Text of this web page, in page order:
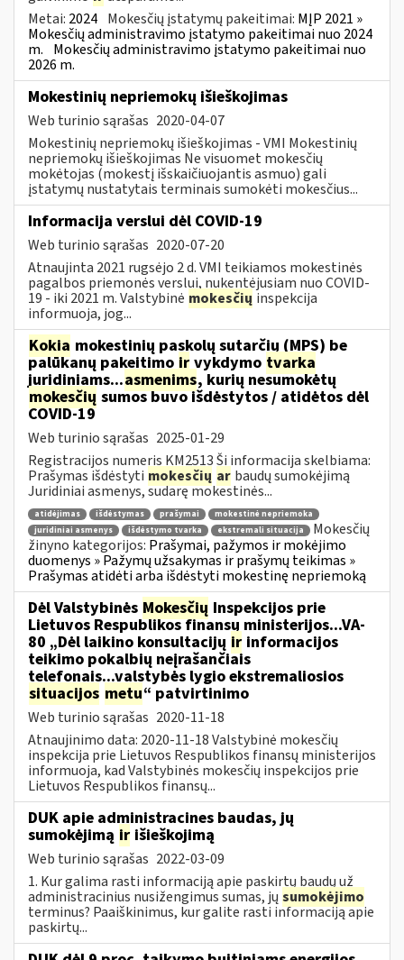
Metai: 2024 Mokesčių įstatymų pakeitimai: MĮP 2021 »
Mokesčių administravimo įstatymo pakeitimai nuo 2024
m. Mokesčių administravimo įstatymo pakeitimai nuo
2026 m.
Mokestinių nepriemokų išieškojimas
Web turinio sąrašas 2020-04-07
Mokestinių nepriemokų išieškojimas - VMI Mokestinių
nepriemokų išieškojimas Ne visuomet mokesčių
mokėtojas (mokestį išskaičiuojantis asmuo) gali
įstatymų nustatytais terminais sumokėti mokesčius...
Informacija verslui dėl COVID-19
Web turinio sąrašas 2020-07-20
Atnaujinta 2021 rugsėjo 2 d. VMI teikiamos mokestinės
pagalbos priemonės verslui, nukentėjusiam nuo COVID-
19 - iki 2021 m. Valstybinė mokesčių inspekcija
informuoja, jog...
Kokia mokestinių paskolų sutarčių (MPS) be
palūkanų pakeitimo ir vykdymo tvarka
juridiniams...asmenims, kurių nesumokėtų
mokesčių sumos buvo išdėstytos / atidėtos dėl
COVID-19
Web turinio sąrašas 2025-01-29
Registracijos numeris KM2513 Ši informacija skelbiama:
Prašymas išdėstyti mokesčių ar baudų sumokėjimą
Juridiniai asmenys, sudarę mokestinės...
atidėjimas išdėstymas prašymai
mokestinė nepriemoka
juridiniai asmenys
išdėstymo tvarka ekstremali situacija
Mokesčių
žinyno kategorijos: Prašymai, pažymos ir mokėjimo
duomenys » Pažymų užsakymas ir prašymų teikimas »
Prašymas atidėti arba išdėstyti mokestinę nepriemoką
Dėl Valstybinės Mokesčių Inspekcijos prie
Lietuvos Respublikos finansų ministerijos...VA-
80 „Dėl laikino konsultacijų ir informacijos
teikimo pokalbių neįrašančiais
telefonais...valstybės lygio ekstremaliosios
situacijos metu“ patvirtinimo
Web turinio sąrašas 2020-11-18
Atnaujinimo data: 2020-11-18 Valstybinė mokesčių
inspekcija prie Lietuvos Respublikos finansų ministerijos
informuoja, kad Valstybinės mokesčių inspekcijos prie
Lietuvos Respublikos finansų...
DUK apie administracines baudas, jų
sumokėjimą ir išieškojimą
Web turinio sąrašas 2022-03-09
1. Kur galima rasti informaciją apie paskirtų baudų už
administracinius nusižengimus sumas, jų sumokėjimo
terminus? Paaiškinimus, kur galite rasti informaciją apie
paskirtų...